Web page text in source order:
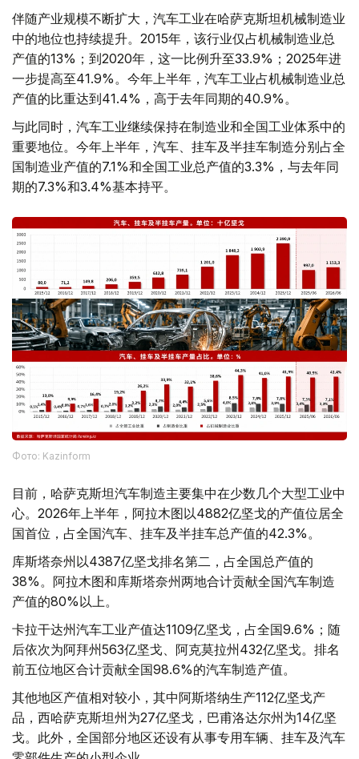
伴随产业规模不断扩大，汽车工业在哈萨克斯坦机械制造业
中的地位也持续提升。2015年，该行业仅占机械制造业总
产值的13%；到2020年，这一比例升至33.9%；2025年进
一步提高至41.9%。今年上半年，汽车工业占机械制造业总
产值的比重达到41.4%，高于去年同期的40.9%。
与此同时，汽车工业继续保持在制造业和全国工业体系中的
重要地位。今年上半年，汽车、挂车及半挂车制造分别占全
国制造业产值的7.1%和全国工业总产值的3.3%，与去年同
期的7.3%和3.4%基本持平。
Фото: Kazinform
目前，哈萨克斯坦汽车制造主要集中在少数几个大型工业中
心。2026年上半年，阿拉木图以4882亿坚戈的产值位居全
国首位，占全国汽车、挂车及半挂车总产值的42.3%。
库斯塔奈州以4387亿坚戈排名第二，占全国总产值的
38%。阿拉木图和库斯塔奈州两地合计贡献全国汽车制造
产值的80%以上。
卡拉干达州汽车工业产值达1109亿坚戈，占全国9.6%；随
后依次为阿拜州563亿坚戈、阿克莫拉州432亿坚戈。排名
前五位地区合计贡献全国98.6%的汽车制造产值。
其他地区产值相对较小，其中阿斯塔纳生产112亿坚戈产
品，西哈萨克斯坦州为27亿坚戈，巴甫洛达尔州为14亿坚
戈。此外，全国部分地区还设有从事专用车辆、挂车及汽车